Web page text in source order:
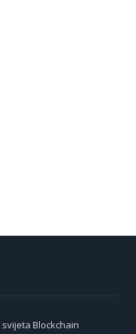
Blockchain